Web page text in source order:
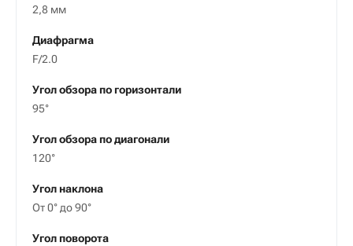
2,8 мм
Диафрагма
F/2.0
Угол обзора по горизонтали
95°
Угол обзора по диагонали
120°
Угол наклона
От 0° до 90°
Угол поворота